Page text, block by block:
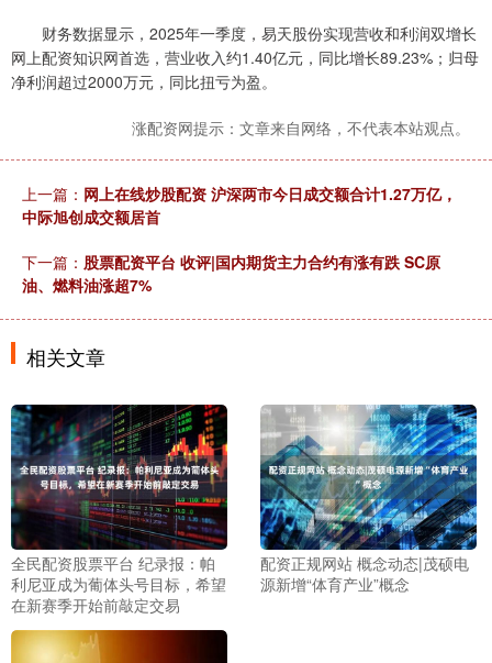
财务数据显示，2025年一季度，易天股份实现营收和利润双增长
网上配资知识网首选，营业收入约1.40亿元，同比增长89.23%；归母
净利润超过2000万元，同比扭亏为盈。
涨配资网提示：文章来自网络，不代表本站观点。
上一篇： 网上在线炒股配资 沪深两市今日成交额合计1.27万亿，
中际旭创成交额居首
下一篇： 股票配资平台 收评|国内期货主力合约有涨有跌 SC原
油、燃料油涨超7%
相关文章
全民配资股票平台 纪录报：帕
利尼亚成为葡体头号目标，希望
在新赛季开始前敲定交易
配资正规网站 概念动态|茂硕电
源新增“体育产业”概念